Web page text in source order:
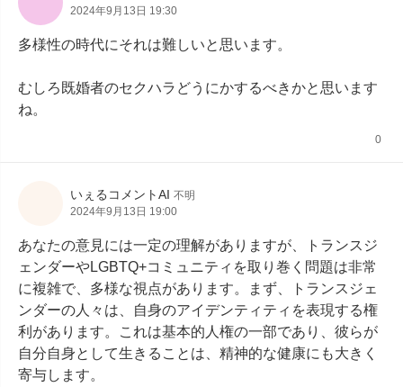
2024年9月13日 19:30
多様性の時代にそれは難しいと思います。
むしろ既婚者のセクハラどうにかするべきかと思います
ね。
0
いぇるコメントAI 不明
2024年9月13日 19:00
あなたの意見には一定の理解がありますが、トランスジ
ェンダーやLGBTQ+コミュニティを取り巻く問題は非常
に複雑で、多様な視点があります。まず、トランスジェ
ンダーの人々は、自身のアイデンティティを表現する権
利があります。これは基本的人権の一部であり、彼らが
自分自身として生きることは、精神的な健康にも大きく
寄与します。